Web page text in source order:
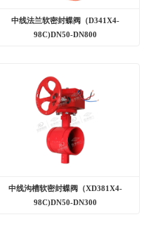
中线法兰软密封蝶阀（D341X4-
98C)DN50-DN800
中线沟槽软密封蝶阀（XD381X4-
98C)DN50-DN300